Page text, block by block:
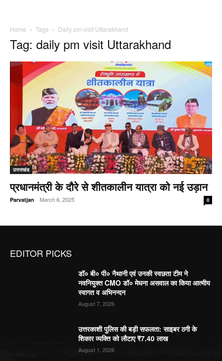
Home Tags Daily pm visit Uttarakhand
Tag: daily pm visit Uttarakhand
उत्तराखंड
प्रधानमंत्री के दौरे से शीतकालीन यात्रा को नई उड़ान
Parvatjan -March 6, 2025 0
EDITOR PICKS
डॉ० बी० पी० नैथानी एवं उनकी स्वछता टीम ने
नवनियुक्त CMO डॉ० मेघना असवाल का किया आत्मीय
स्वागत व अभिनन्दन
August 7, 2026
उत्तरकाशी पुलिस की बड़ी सफलता: साइबर ठगी के
शिकार व्यक्ति को लौटाए ₹7.40 लाख
August 1, 2026